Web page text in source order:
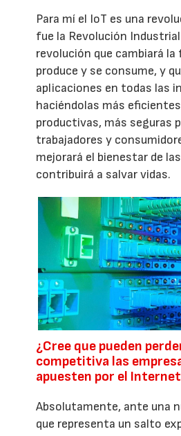
Para mí el IoT es una
fue la Revolución Industrial
revolución que cambiará la
produce y se consume, y
aplicaciones en todas las
haciéndolas más
productivas, más seguras
trabajadores y
mejorará el bienestar de
contribuirá a salvar vidas.
¿Cree que pueden
competitiva las
apuesten por el
Absolutamente, ante una
que representa un salto